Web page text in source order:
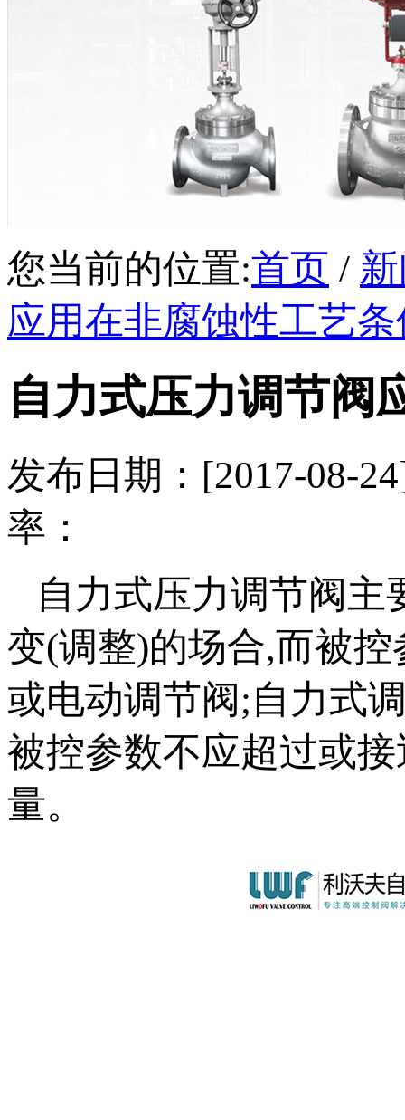
您当前的位置:首页 /
应用在非腐蚀性工艺
自力式压力调节阀
发布日期：[2017-08-
率：
自力式压力调节阀
变(调整)的场合,而被
或电动调节阀;自力式
被控参数不应超过或
量。